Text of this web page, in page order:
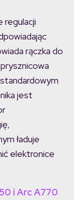
regulacji
rączka do
prysznicowa
jest
ładuje
elektronice
i Arc A770